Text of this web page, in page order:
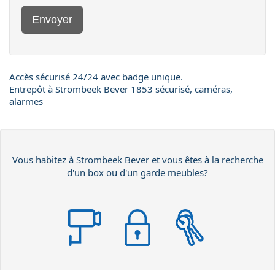
Envoyer
Accès sécurisé 24/24 avec badge unique.
Entrepôt à Strombeek Bever 1853 sécurisé, caméras,
alarmes
Vous habitez à Strombeek Bever et vous êtes à la recherche
d'un box ou d'un garde meubles?